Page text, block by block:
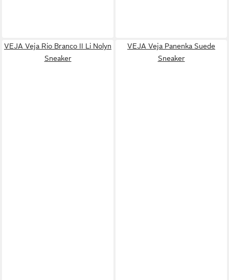
VEJA Veja Rio Branco II Li Nolyn
Sneaker
VEJA Veja Panenka Suede
Sneaker